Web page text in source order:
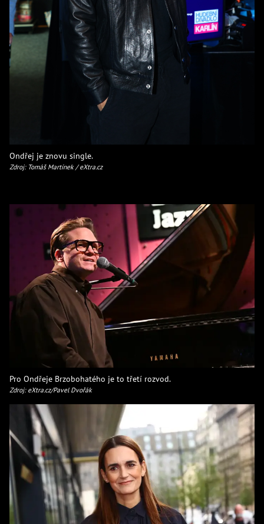
Ondřej je znovu single.
Zdroj: Tomáš Martínek / eXtra.cz
Pro Ondřeje Brzobohatého je to třetí rozvod.
Zdroj: eXtra.cz/Pavel Dvořák